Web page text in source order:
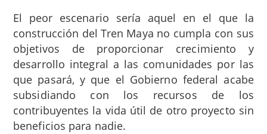
El peor escenario sería aquel en el que la
construcción del Tren Maya no cumpla con sus
objetivos de proporcionar crecimiento y
desarrollo integral a las comunidades por las
que pasará, y que el Gobierno federal acabe
subsidiando con los recursos de los
contribuyentes la vida útil de otro proyecto sin
beneficios para nadie.